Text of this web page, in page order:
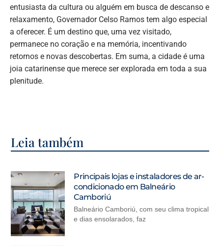
entusiasta da cultura ou alguém em busca de descanso e
relaxamento, Governador Celso Ramos tem algo especial
a oferecer. É um destino que, uma vez visitado,
permanece no coração e na memória, incentivando
retornos e novas descobertas. Em suma, a cidade é uma
joia catarinense que merece ser explorada em toda a sua
plenitude.
Leia também
Principais lojas e instaladores de ar-
condicionado em Balneário
Camboriú
Balneário Camboriú, com seu clima tropical
e dias ensolarados, faz